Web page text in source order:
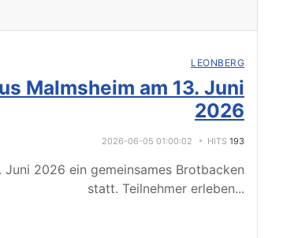
LEONBERG
Malmsheim am 13. Juni
2026
2026-06-05 01:00:02 HITS 193
2026 ein gemeinsames Brotbacken
statt. Teilnehmer erleben...